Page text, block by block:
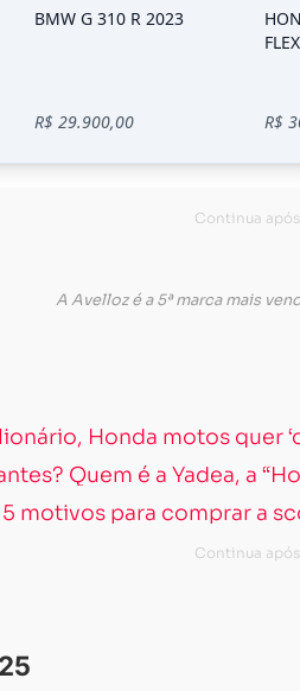
A Avelloz é a 5ª marca mais
Honda motos quer
Quem é a Yadea, a
5 motivos para comprar a